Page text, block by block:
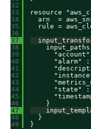
32
33
34
35
36
37
38
39
40
41
42
43
44
45
46
47
48
49
resource
arn  =
rule =
"alarm" :
"state" :
}
}
}